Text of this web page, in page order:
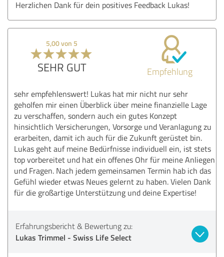
Herzlichen Dank für dein positives Feedback Lukas!
5,00 von 5
SEHR GUT Empfehlung
sehr empfehlenswert! Lukas hat mir nicht nur sehr
geholfen mir einen Überblick über meine finanzielle Lage
zu verschaffen, sondern auch ein gutes Konzept
hinsichtlich Versicherungen, Vorsorge und Veranlagung zu
erarbeiten, damit ich auch für die Zukunft gerüstet bin.
Lukas geht auf meine Bedürfnisse individuell ein, ist stets
top vorbereitet und hat ein offenes Ohr für meine Anliegen
und Fragen. Nach jedem gemeinsamen Termin hab ich das
Gefühl wieder etwas Neues gelernt zu haben. Vielen Dank
für die großartige Unterstützung und deine Expertise!
Erfahrungsbericht & Bewertung zu:
Lukas Trimmel - Swiss Life Select